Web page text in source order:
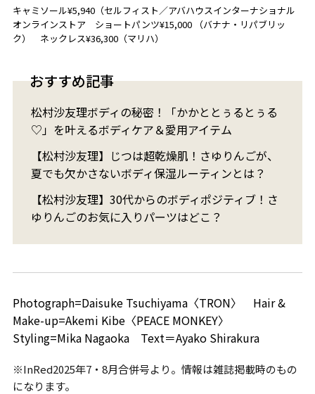
キャミソール¥5,940（セルフィスト／アバハウスインターナショナル
オンラインストア ショートパンツ¥15,000 （バナナ・リパブリッ
ク） ネックレス¥36,300（マリハ）
おすすめ記事
松村沙友理ボディの秘密！「かかととぅるとぅる
♡」を叶えるボディケア＆愛用アイテム
【松村沙友理】じつは超乾燥肌！さゆりんごが、
夏でも欠かさないボディ保湿ルーティンとは？
【松村沙友理】30代からのボディポジティブ！さ
ゆりんごのお気に入りパーツはどこ？
Photograph=Daisuke Tsuchiyama〈TRON〉 Hair &
Make-up=Akemi Kibe〈PEACE MONKEY〉
Styling=Mika Nagaoka Text＝Ayako Shirakura
※InRed2025年7・8月合併号より。情報は雑誌掲載時のもの
になります。